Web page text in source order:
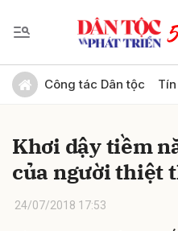
Công tác Dân tộc
Khơi dậy tiềm
của người thiệt
24/07/2018 17:53
Gửi bình luận